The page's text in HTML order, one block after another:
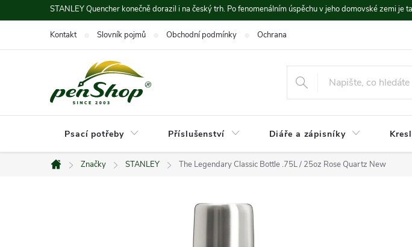
na
STANLEY Quencher konečně dorazil i na český trh. Po fenomenálním úspěchu v jeho domovské zemi
Kontakt Slovník pojmů Obchodní podmínky Ochrana údajů
Psací potřeby Příslušenství Diáře a zápisníky
Domů
Značky STANLEY The Legendary Classic Bottle .75L / 25oz Rose Quartz New